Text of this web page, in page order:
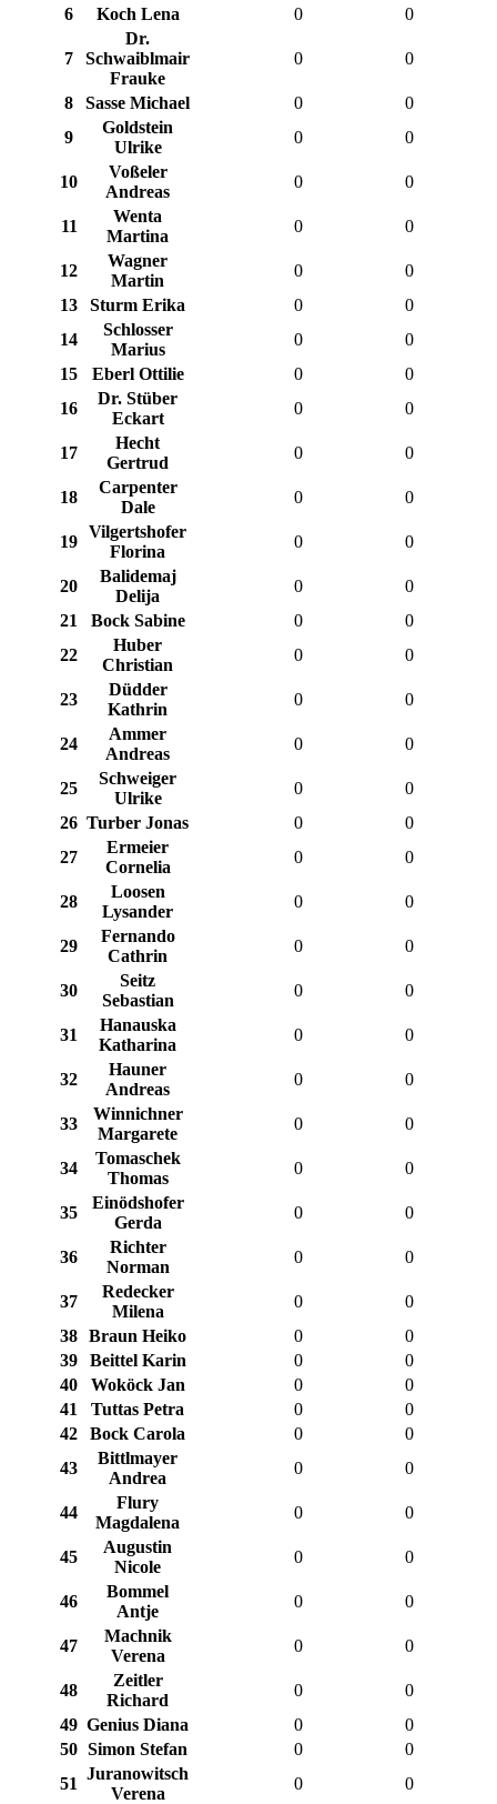
6
Koch Lena 0 0
7
Dr.
Schwaiblmair
Frauke
0 0
8 Sasse Michael 0
0
9
Goldstein
Ulrike
0 0
10
Voßeler
Andreas
0 0
11
Wenta
Martina
0 0
12
Wagner
Martin
0
0
13
Sturm Erika 0
0
14
Schlosser
Marius
0
0
15
Eberl Ottilie 0
0
16
Dr. Stüber
Eckart
0 0
17
Hecht
Gertrud
0 0
18
Carpenter
Dale
0 0
19
Vilgertshofer
Florina
0 0
20
Balidemaj
Delija
0
0
21
Bock Sabine 0
0
22
Huber
Christian
0 0
23
Düdder
Kathrin
0 0
24
Ammer
Andreas
0 0
25
Schweiger
Ulrike
0
0
26 Turber Jonas 0
0
27
Ermeier
Cornelia
0 0
28
Loosen
Lysander
0 0
29
Fernando
Cathrin
0 0
30
Seitz
Sebastian
0 0
31
Hanauska
Katharina
0 0
32
Hauner
Andreas
0 0
33
Winnichner
Margarete
0 0
34
Tomaschek
Thomas
0 0
35
Einödshofer
Gerda
0 0
36
Richter
Norman
0 0
37
Redecker
Milena
0
0
38 Braun Heiko 0
0
39
Beittel Karin 0
0
40
Woköck Jan 0
0
41
Tuttas Petra 0
0
42
Bock Carola 0
0
43
Bittlmayer
Andrea
0 0
44
Flury
Magdalena
0 0
45
Augustin
Nicole
0 0
46
Bommel
Antje
0 0
47
Machnik
Verena
0 0
48
Zeitler
Richard
0
0
49 Genius Diana 0
0
50 Simon Stefan 0
0
51
Juranowitsch
Verena
0
0